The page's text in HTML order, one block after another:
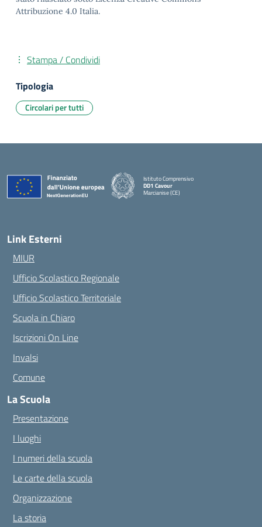
Attribuzione 4.0 Italia.
Stampa / Condividi
Tipologia
Circolari per tutti
Istituto Comprensivo
DD1 Cavour
Marcianise (CE)
Link Esterni
MIUR
Ufficio Scolastico Regionale
Ufficio Scolastico Territoriale
Scuola in Chiaro
Iscrizioni On Line
Invalsi
Comune
La Scuola
Presentazione
I luoghi
I numeri della scuola
Le carte della scuola
Organizzazione
La storia